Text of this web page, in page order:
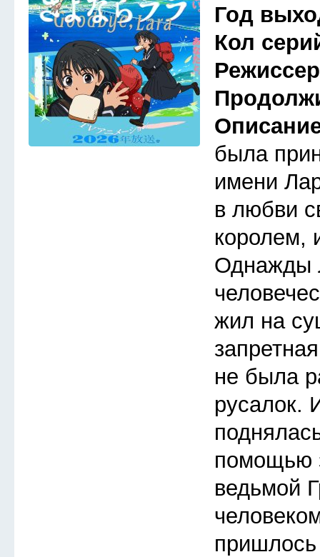
Год
Кол
была
имени
в любви
королем,
Однажды
жил на
не была
русалок.
помощью
ведьмой